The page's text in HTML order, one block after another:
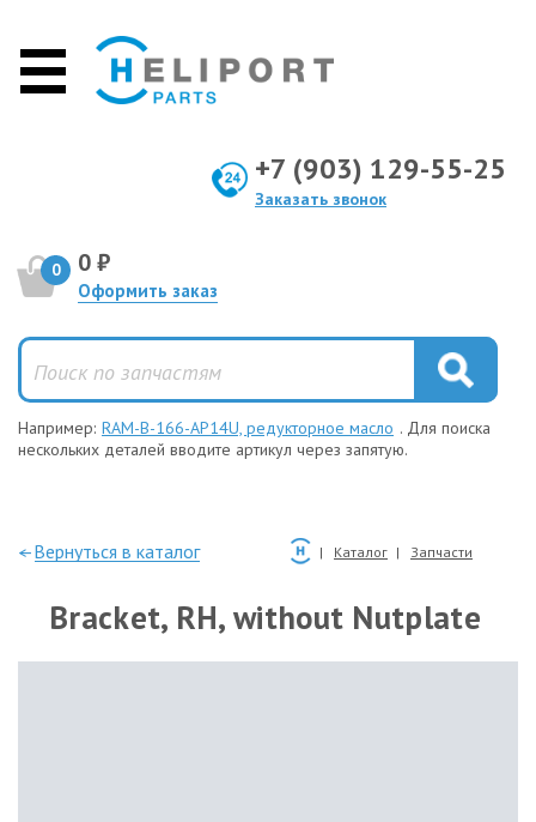
+7 (903) 129-55-25
Заказать звонок
0 0 ₽
Оформить заказ
Например: RAM-B-166-AP14U, редукторное масло . Для поиска
нескольких деталей вводите артикул через запятую.
—Вернуться в каталог Каталог Запчасти
Bracket, RH, without Nutplate